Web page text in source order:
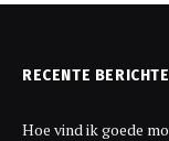
RECENTE
Hoe vind ik goede